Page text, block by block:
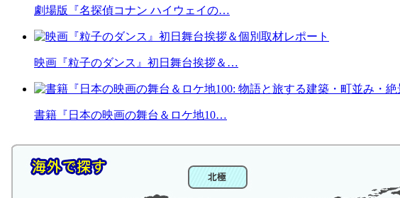
劇場版『名探偵コナン ハイウェイの…
映画『粒子のダンス』初日舞台挨拶＆…
書籍『日本の映画の舞台＆ロケ地10…